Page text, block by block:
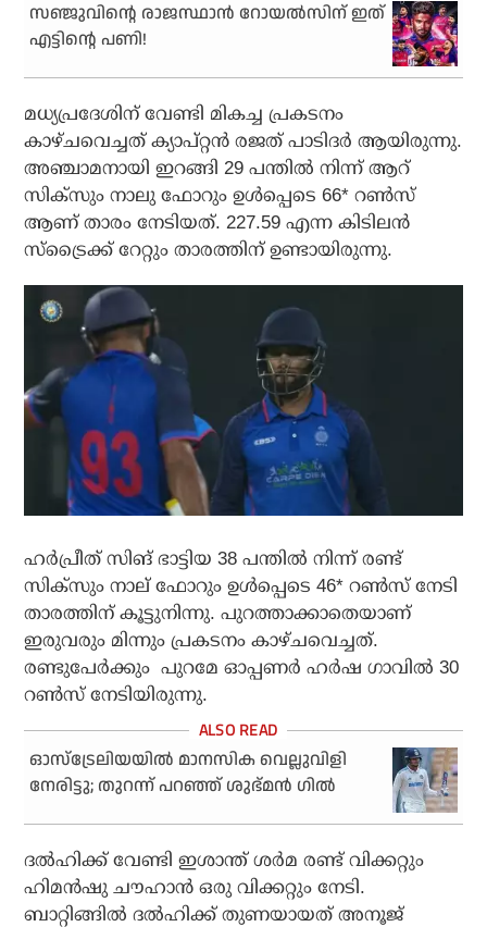
സഞ്ജുവിന്റെ രാജസ്ഥാന്‍ റോയല്‍സിന് ഇത്
എട്ടിന്റെ പണി!
മധ്യപ്രദേശിന് വേണ്ടി മികച്ച പ്രകടനം
കാഴ്ചവെച്ചത് ക്യാപ്റ്റന്‍ രജത് പാടിദര്‍ ആയിരുന്നു.
അഞ്ചാമനായി ഇറങ്ങി 29 പന്തില്‍ നിന്ന് ആറ്
സിക്‌സും നാലു ഫോറും ഉള്‍പ്പെടെ 66* റണ്‍സ്
ആണ് താരം നേടിയത്. 227.59 എന്ന കിടിലന്‍
സ്‌ട്രൈക്ക് റേറ്റും താരത്തിന് ഉണ്ടായിരുന്നു.
ഹര്‍പ്രീത് സിങ് ഭാട്ടിയ 38 പന്തില്‍ നിന്ന് രണ്ട്
സിക്‌സും നാല് ഫോറും ഉള്‍പ്പെടെ 46* റണ്‍സ് നേടി
താരത്തിന് കൂട്ടുനിന്നു. പുറത്താക്കാതെയാണ്
ഇരുവരും മിന്നും പ്രകടനം കാഴ്ചവെച്ചത്.
രണ്ടുപേര്‍ക്കും പുറമേ ഓപ്പണര്‍ ഹര്‍ഷ ഗാവില്‍ 30
റണ്‍സ് നേടിയിരുന്നു.
ഓസ്‌ട്രേലിയയില്‍ മാനസിക വെല്ലുവിളി
നേരിട്ടു; തുറന്ന് പറഞ്ഞ് ശുഭ്മന്‍ ഗില്‍
ദല്‍ഹിക്ക് വേണ്ടി ഇശാന്ത് ശര്‍മ രണ്ട് വിക്കറ്റും
ഹിമന്‍ഷു ചൗഹാന്‍ ഒരു വിക്കറ്റും നേടി.
ബാറ്റിങ്ങില്‍ ദല്‍ഹിക്ക് തുണയായത് അനൂജ്